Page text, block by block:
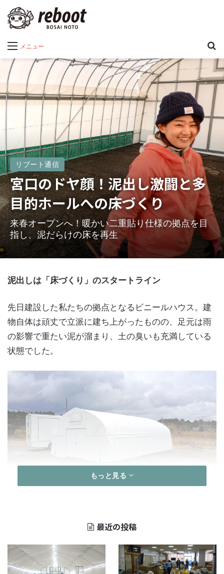
メニュー
リブート通信
宮口のドヤ顔！泥出し激闘と多
目的ホールへの床づくり
来春オープンへ！暖かい二重貼り仕様の拠点を目
指し、泥だらけの床を再生
泥出しは「床づくり」のスタートライン
先日建設した私たちの拠点となるビニールハウス。建
物自体は頑丈で立派に建ち上がったものの、足元は雨
の影響で重たい泥が溜まり、土の臭いも充満している
状態でした。
こは来春、セミナーやイベントを行ったり、みんなで
ンする予定です。
もっと見る
最近の投稿